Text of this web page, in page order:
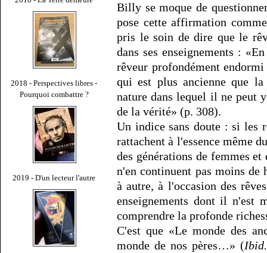
2018 - Perspectives libres -
Pourquoi combattre ?
2019 - D'un lecteur l'autre
Billy se moque de
pose cette affirmation
pris le soin de dire que le
dans ses enseignements :
rêveur profondément
qui est plus ancienne que
nature dans lequel il ne peut
de la vérité» (p. 308).
Un indice sans doute : si les
rattachent à l'essence même
des générations de femmes
n'en continuent pas moins de
à autre, à l'occasion des
enseignements dont il n'est
comprendre la profonde
C'est que «Le monde des
monde de nos pères…» (Ibid.